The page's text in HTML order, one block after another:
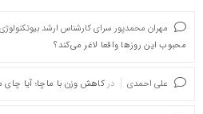
مهران محمدپور سرای کارشناس ارشد بیوتکنولوژی
محبوب این روزها واقعا لاغر می‌کند؟
علی احمدی در کاهش وزن با ماچا؛ آیا چای